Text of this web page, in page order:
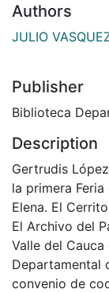
Authors
JULIO
Publisher
Biblioteca
Description
Gertrudis
la primera
Elena. El
El Archivo del
Valle del
Departamental
convenio de